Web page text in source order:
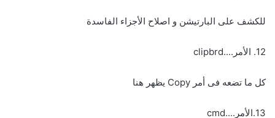
للكشف على البارتيشن و اصلاح الأجزاء الفاسدة
12. الأمر....clipbrd
كل ما تضعه فى أمر Copy يظهر هنا
13.الأمر....cmd